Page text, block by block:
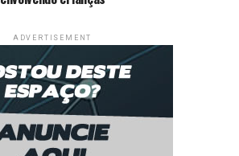
ADVERTISEMENT